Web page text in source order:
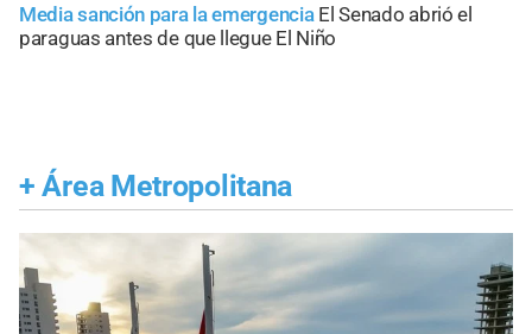
Media sanción para la emergencia El Senado abrió el
paraguas antes de que llegue El Niño
+ Área Metropolitana